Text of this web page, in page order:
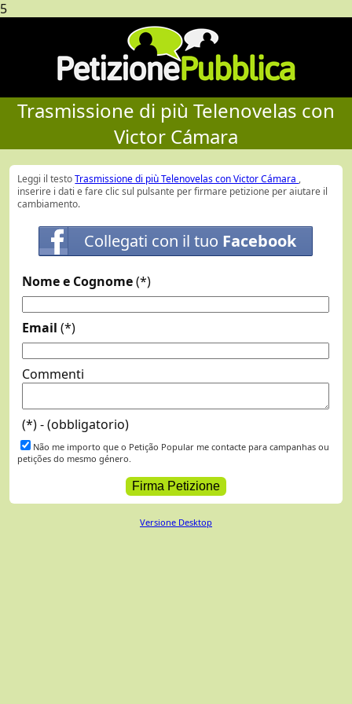
5
Trasmissione di più Telenovelas con
Victor Cámara
Leggi il testoTrasmissione di più Telenovelas con Victor Cámara ,
inserire i dati e fare clic sul pulsante per firmare petizione per aiutare il
cambiamento.
Collegati con il tuo Facebook
Nome e Cognome(*)
Email (*)
Commenti
(*) - (obbligatorio)
Não me importo que o Petição Popular me contacte para campanhas ou
petições do mesmo género.
Versione Desktop